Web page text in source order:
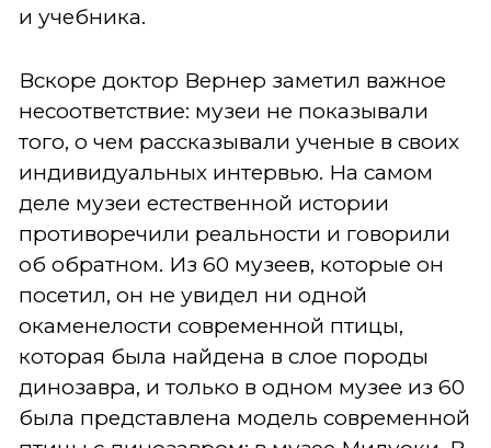
и учебника.
Вскоре доктор Вернер заметил важное
несоответствие: музеи не показывали
того, о чем рассказывали ученые в своих
индивидуальных интервью. На самом
деле музеи естественной истории
противоречили реальности и говорили
об обратном. Из 60 музеев, которые он
посетил, он не увидел ни одной
окаменелости современной птицы,
которая была найдена в слое породы
динозавра, и только в одном музее из 60
была представлена модель современной